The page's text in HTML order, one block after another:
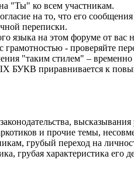
"Ты" ко всем участникам.
на то, что его
переписки.
языка на этом форуме от
- проверяйте
"таким стилем" –
приравнивается к
и прочие темы,
грубый переход на
грубая характеристика